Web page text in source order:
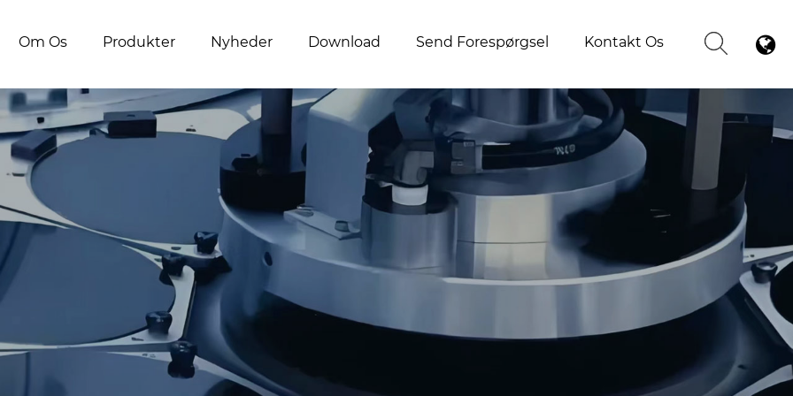
Om Os Produkter Nyheder Download Send Forespørgsel Kontakt Os